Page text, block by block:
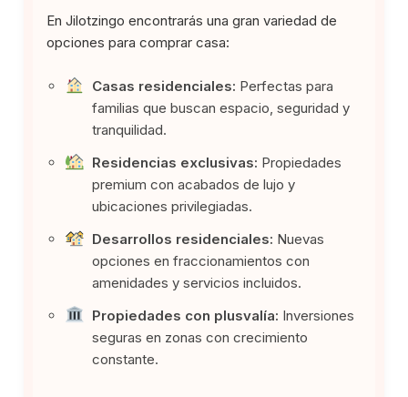
En Jilotzingo encontrarás una gran variedad de
opciones para comprar casa:
Casas residenciales: Perfectas para
familias que buscan espacio, seguridad y
tranquilidad.
Residencias exclusivas: Propiedades
premium con acabados de lujo y
ubicaciones privilegiadas.
Desarrollos residenciales: Nuevas
opciones en fraccionamientos con
amenidades y servicios incluidos.
Propiedades con plusvalía: Inversiones
seguras en zonas con crecimiento
constante.